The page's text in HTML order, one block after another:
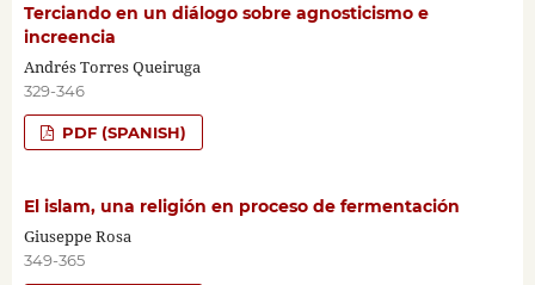
Terciando en un diálogo sobre agnosticismo e
increencia
Andrés Torres Queiruga
329-346
PDF (SPANISH)
El islam, una religión en proceso de fermentación
Giuseppe Rosa
349-365